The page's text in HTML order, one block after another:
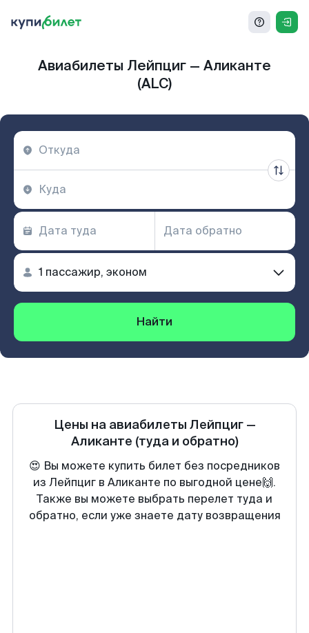
Авиабилеты Лейпциг — Аликанте
(ALC)
Найти
Цены на авиабилеты Лейпциг—
Аликанте (туда и обратно)
😍 Вы можете купить билет без посредников
из Лейпциг в Аликанте по выгодной цене🙌.
Также вы можете выбрать перелет туда и
обратно, если уже знаете дату возвращения